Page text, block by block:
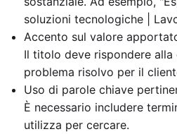
soluzioni tecnologiche |
Accento sul valore
Il titolo deve rispondere alla
problema risolvo per il
Uso di parole chiave
È necessario includere
utilizza per cercare.